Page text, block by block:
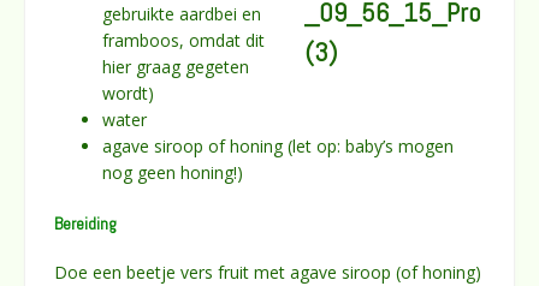
gebruikte aardbei en
framboos, omdat dit
hier graag gegeten
wordt)
water
agave siroop of honing (let op: baby’s mogen
nog geen honing!)
Bereiding
Doe een beetje vers fruit met agave siroop (of honing)